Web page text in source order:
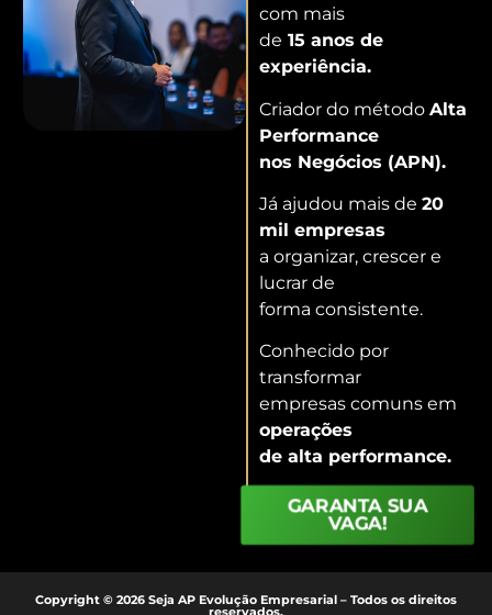
com mais
de 15 anos de
experiência.
Criador do método Alta
Performance
nos Negócios (APN).
Já ajudou mais de 20
mil empresas
a organizar, crescer e
lucrar de
forma consistente.
Conhecido por
transformar
empresas comuns em
operações
de alta performance.
GARANTA SUA
VAGA!
Copyright © 2026 Seja AP Evolução Empresarial – Todos os direitos
reservados.